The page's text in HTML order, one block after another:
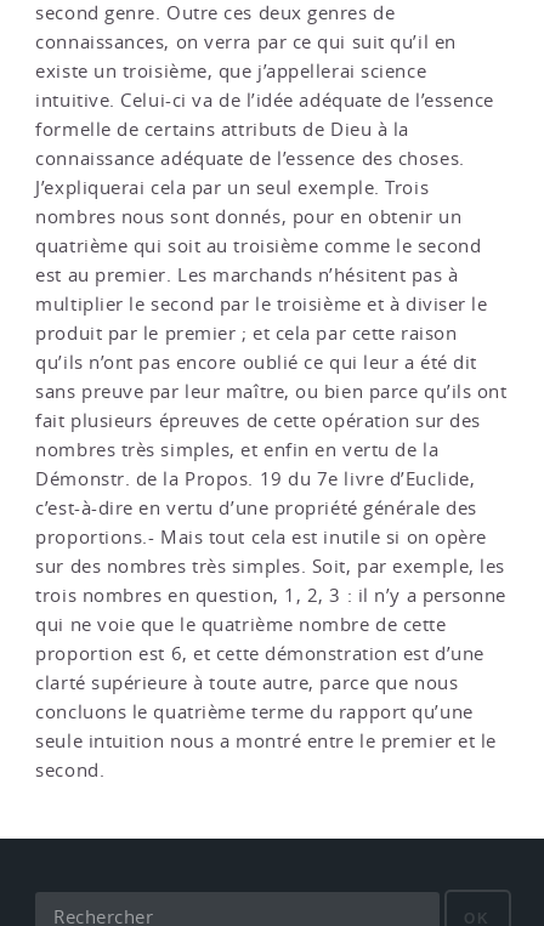
second genre. Outre ces deux genres de
connaissances, on verra par ce qui suit qu’il en
existe un troisième, que j’appellerai science
intuitive. Celui-ci va de l’idée adéquate de l’essence
formelle de certains attributs de Dieu à la
connaissance adéquate de l’essence des choses.
J’expliquerai cela par un seul exemple. Trois
nombres nous sont donnés, pour en obtenir un
quatrième qui soit au troisième comme le second
est au premier. Les marchands n’hésitent pas à
multiplier le second par le troisième et à diviser le
produit par le premier ; et cela par cette raison
qu’ils n’ont pas encore oublié ce qui leur a été dit
sans preuve par leur maître, ou bien parce qu’ils ont
fait plusieurs épreuves de cette opération sur des
nombres très simples, et enfin en vertu de la
Démonstr. de la Propos. 19 du 7e livre d’Euclide,
c’est-à-dire en vertu d’une propriété générale des
proportions.- Mais tout cela est inutile si on opère
sur des nombres très simples. Soit, par exemple, les
trois nombres en question, 1, 2, 3 : il n’y a personne
qui ne voie que le quatrième nombre de cette
proportion est 6, et cette démonstration est d’une
clarté supérieure à toute autre, parce que nous
concluons le quatrième terme du rapport qu’une
seule intuition nous a montré entre le premier et le
second.
OK